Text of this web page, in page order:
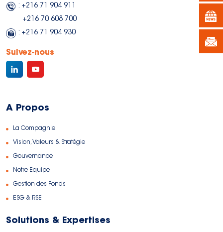
: +216 71 904 911
+216 70 608 700
: +216 71 904 930
Suivez-nous
A Propos
La Compagnie
Vision, Valeurs & Stratégie
Gouvernance
Notre Equipe
Gestion des Fonds
ESG & RSE
Solutions & Expertises